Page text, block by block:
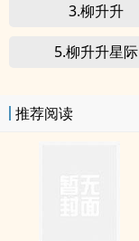
3.柳升升
5.柳升升星际
推荐阅读